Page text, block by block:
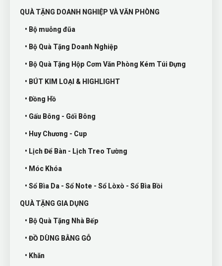
QUÀ TẶNG DOANH NGHIỆP VÀ VĂN PHÒNG
• Bộ muỗng đũa
• Bộ Quà Tặng Doanh Nghiệp
• Bộ Quà Tặng Hộp Cơm Văn Phòng Kém Túi Đựng
• BÚT KIM LOẠI & HIGHLIGHT
• Đồng Hồ
• Gấu Bông - Gối Bông
• Huy Chương - Cup
• Lịch Để Bàn - Lịch Treo Tường
• Móc Khóa
• Sổ Bìa Da - Sổ Note - Sổ Lòxò - Sổ Bìa Bồi
QUÀ TẶNG GIA DỤNG
• Bộ Quà Tặng Nhà Bếp
• ĐỒ DÙNG BẰNG GỖ
• Khăn